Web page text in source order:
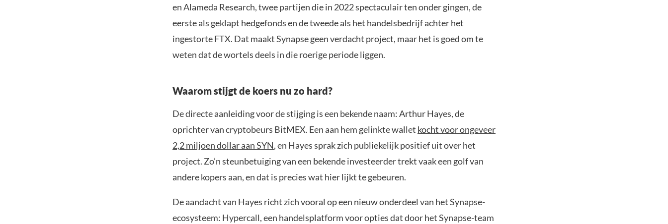
en Alameda Research, twee partijen die in 2022 spectaculair ten onder gingen, de
eerste als geklapt hedgefonds en de tweede als het handelsbedrijf achter het
ingestorte FTX. Dat maakt Synapse geen verdacht project, maar het is goed om te
weten dat de wortels deels in die roerige periode liggen.
Waarom stijgt de koers nu zo hard?
De directe aanleiding voor de stijging is een bekende naam: Arthur Hayes, de
oprichter van cryptobeurs BitMEX. Een aan hem gelinkte wallet kocht voor ongeveer
2,2 miljoen dollar aan SYN, en Hayes sprak zich publiekelijk positief uit over het
project. Zo’n steunbetuiging van een bekende investeerder trekt vaak een golf van
andere kopers aan, en dat is precies wat hier lijkt te gebeuren.
De aandacht van Hayes richt zich vooral op een nieuw onderdeel van het Synapse-
ecosysteem: Hypercall, een handelsplatform voor opties dat door het Synapse-team